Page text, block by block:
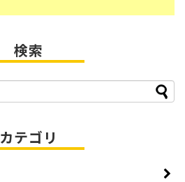
検索
カテゴリ